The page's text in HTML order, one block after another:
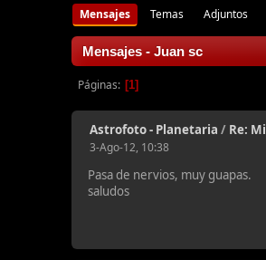
Mensajes Temas Adjuntos
Mensajes - Juan sc
Páginas 1
Astrofoto - Planetaria / Re:
3-Ago-12, 10:38
Pasa de nervios, muy guapas.
saludos